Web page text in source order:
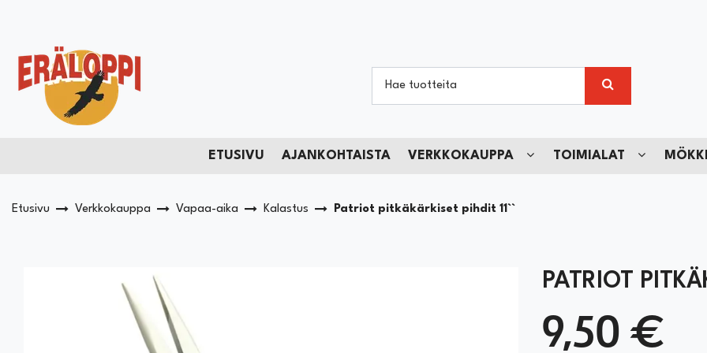
ETUSIVU AJANKOHTAISTA VERKKOKAUPPA TOIMIALAT
Etusivu Verkkokauppa Vapaa-aika Kalastus Patriot pitkäkärkiset pihdit 11``
PATRIOT
9,50 €